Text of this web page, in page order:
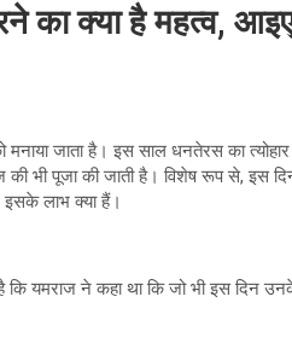
का क्या है महत्व,
मनाया जाता है। इस साल धनतेरस का
भी पूजा की जाती है। विशेष रूप से, इस
इसके लाभ क्या हैं।
कि यमराज ने कहा था कि जो भी इस दिन